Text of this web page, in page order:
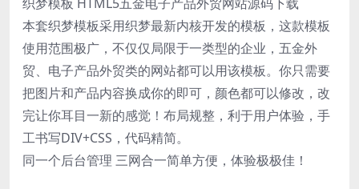
本套织梦模板采用织梦最新内核开发的模板，这款模板
使用范围极广，不仅仅局限于一类型的企业，五金外
贸、电子产品外贸类的网站都可以用该模板。你只需要
把图片和产品内容换成你的即可，颜色都可以修改，改
完让你耳目一新的感觉！布局规整，利于用户体验，手
工书写DIV+CSS，代码精简。
同一个后台管理 三网合一简单方便，体验极极佳！